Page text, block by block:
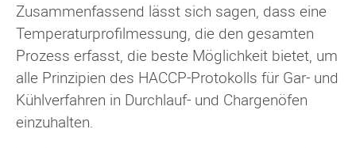
Zusammenfassend lässt sich sagen, dass eine
Temperaturprofilmessung, die den gesamten
Prozess erfasst, die beste Möglichkeit bietet, um
alle Prinzipien des HACCP-Protokolls für Gar- und
Kühlverfahren in Durchlauf- und Chargenöfen
einzuhalten.